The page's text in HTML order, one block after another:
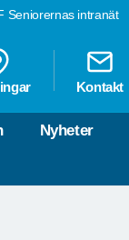
Seniorernas intranät
Kontakt
Nyheter